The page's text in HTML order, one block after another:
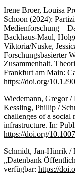
Irene Broer, Louisa
Schoon (2024):
Medienforschung –
Backhaus-Maul,
Viktoria/Nuske,
Forschungsbasierter
Zusammenhalt.
Frankfurt am Main:
https://doi.org/
Wiedemann, Gregor
Kessling, Phillip /
challenges of a social
infrastructure. In:
https://doi.org/
Schmidt, Jan-Hinrik /
„Datenbank
verfügbar: https://